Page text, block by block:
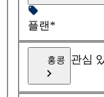
플랜*
홍콩 관심